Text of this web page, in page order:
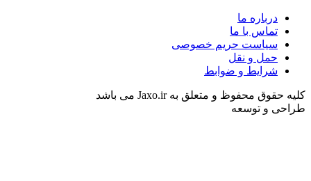
درباره ما
تماس با ما
سیاست حریم خصوصی
حمل و نقل
شرایط و ضوابط
Back
to
کلیه حقوق محفوظ و متعلق به Jaxo.ir می باشد
طراحی و توسعه